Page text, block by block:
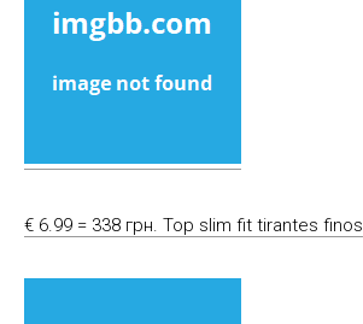
€ 6.99 = 338 грн. Top slim fit tirantes finos